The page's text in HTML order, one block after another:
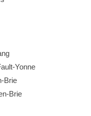
Yonne
Brie
Brie